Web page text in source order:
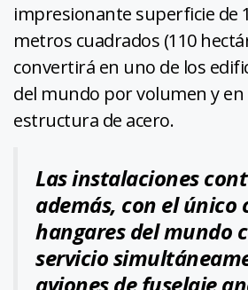
impresionante superficie de
metros cuadrados (110
convertirá en uno de los
del mundo por volumen y
estructura de acero.
Las instalaciones
además, con el único
hangares del mundo
servicio
aviones de fuselaje